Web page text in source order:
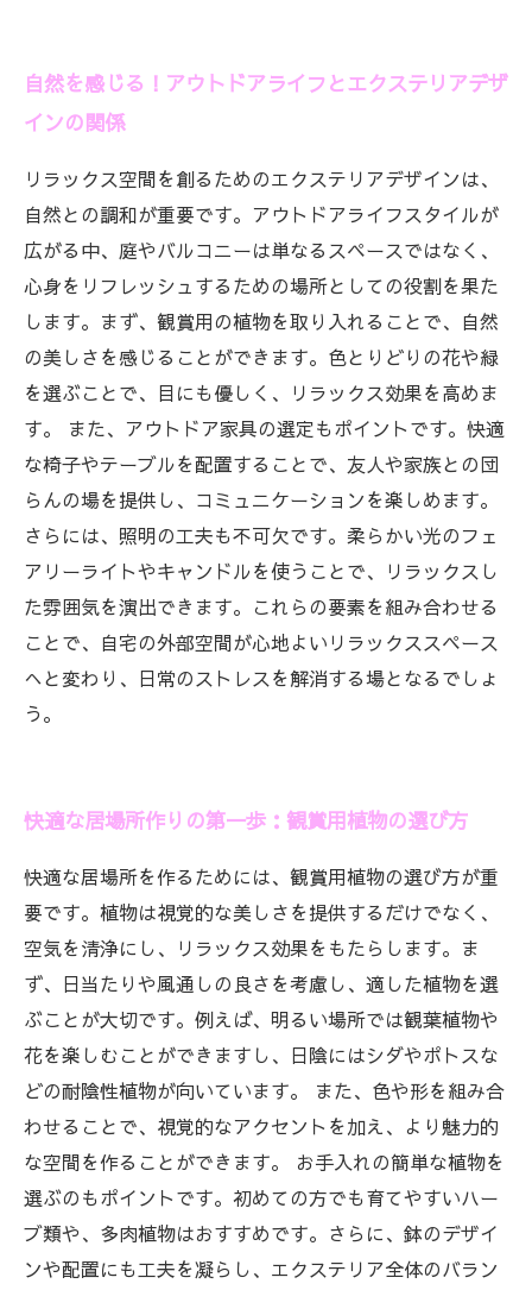
自然を感じる！アウトドアライフとエクステリアデザ
インの関係
リラックス空間を創るためのエクステリアデザインは、
自然との調和が重要です。アウトドアライフスタイルが
広がる中、庭やバルコニーは単なるスペースではなく、
心身をリフレッシュするための場所としての役割を果た
します。まず、観賞用の植物を取り入れることで、自然
の美しさを感じることができます。色とりどりの花や緑
を選ぶことで、目にも優しく、リラックス効果を高めま
す。 また、アウトドア家具の選定もポイントです。快適
な椅子やテーブルを配置することで、友人や家族との団
らんの場を提供し、コミュニケーションを楽しめます。
さらには、照明の工夫も不可欠です。柔らかい光のフェ
アリーライトやキャンドルを使うことで、リラックスし
た雰囲気を演出できます。これらの要素を組み合わせる
ことで、自宅の外部空間が心地よいリラックススペース
へと変わり、日常のストレスを解消する場となるでしょ
う。
快適な居場所作りの第一歩：観賞用植物の選び方
快適な居場所を作るためには、観賞用植物の選び方が重
要です。植物は視覚的な美しさを提供するだけでなく、
空気を清浄にし、リラックス効果をもたらします。ま
ず、日当たりや風通しの良さを考慮し、適した植物を選
ぶことが大切です。例えば、明るい場所では観葉植物や
花を楽しむことができますし、日陰にはシダやポトスな
どの耐陰性植物が向いています。 また、色や形を組み合
わせることで、視覚的なアクセントを加え、より魅力的
な空間を作ることができます。 お手入れの簡単な植物を
選ぶのもポイントです。初めての方でも育てやすいハー
ブ類や、多肉植物はおすすめです。さらに、鉢のデザイ
ンや配置にも工夫を凝らし、エクステリア全体のバラン